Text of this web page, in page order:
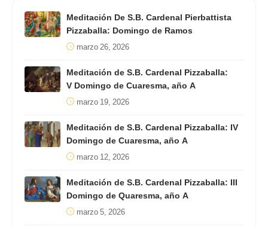
Meditación De S.B. Cardenal Pierbattista
Pizzaballa: Domingo de Ramos
marzo 26, 2026
Meditación de S.B. Cardenal Pizzaballa:
V Domingo de Cuaresma, año A
marzo 19, 2026
Meditación de S.B. Cardenal Pizzaballa: IV
Domingo de Cuaresma, año A
marzo 12, 2026
Meditación de S.B. Cardenal Pizzaballa: III
Domingo de Quaresma, año A
marzo 5, 2026